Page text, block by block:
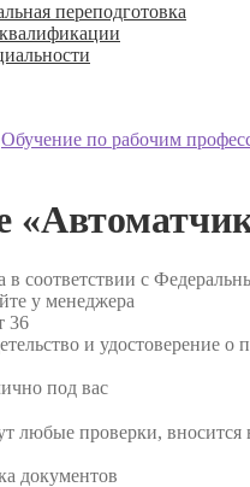
переподготовка
Обучение по рабочим
в соответствии с
у менеджера
36
и удостоверение
под вас
любые проверки,
документов